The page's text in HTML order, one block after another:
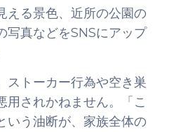
える景色、近所の公園の
写真などをSNSにアップ
ストーカー行為や空き巣
用されかねません。「こ
いう油断が、家族全体の